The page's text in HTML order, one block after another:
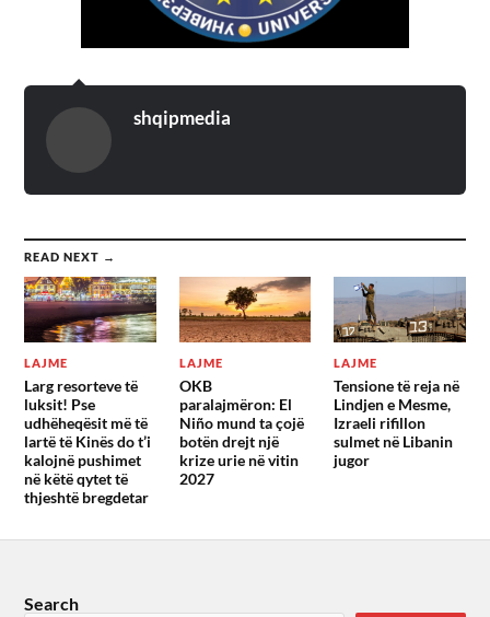
shqipmedia
READ NEXT →
LAJME
Larg resorteve të
luksit! Pse
udhëheqësit më të
lartë të Kinës do t’i
kalojnë pushimet
në këtë qytet të
thjeshtë bregdetar
LAJME
OKB
paralajmëron: El
Niño mund ta çojë
botën drejt një
krize urie në vitin
2027
LAJME
Tensione të reja në
Lindjen e Mesme,
Izraeli rifillon
sulmet në Libanin
jugor
Search